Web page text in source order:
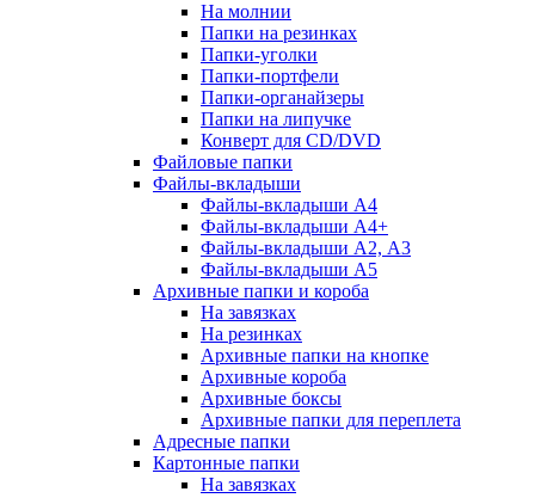
На молнии
Папки на резинках
Папки-уголки
Папки-портфели
Папки-органайзеры
Папки на липучке
Конверт для CD/DVD
Файловые папки
Файлы-вкладыши
Файлы-вкладыши А4
Файлы-вкладыши А4+
Файлы-вкладыши А2, А3
Файлы-вкладыши А5
Архивные папки и короба
На завязках
На резинках
Архивные папки на кнопке
Архивные короба
Архивные боксы
Архивные папки для переплета
Адресные папки
Картонные папки
На завязках